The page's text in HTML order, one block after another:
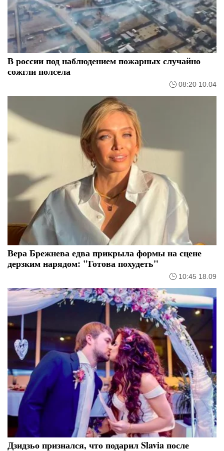
В россии под наблюдением пожарных случайно
сожгли полсела
08:20 10.04
Вера Брежнева едва прикрыла формы на сцене
дерзким нарядом: "Готова похудеть"
10:45 18.09
Дзидзьо признался, что подарил Slavia после